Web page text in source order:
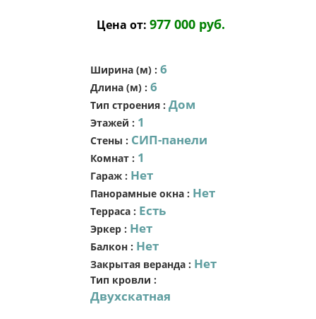
Цена от: 977 000 руб.
Ширина (м) : 6
Длина (м) : 6
Тип строения : Дом
Этажей : 1
Стены : СИП-панели
Комнат : 1
Гараж : Нет
Панорамные окна : Нет
Терраса : Есть
Эркер : Нет
Балкон : Нет
Закрытая веранда : Нет
Тип кровли :
Двухскатная